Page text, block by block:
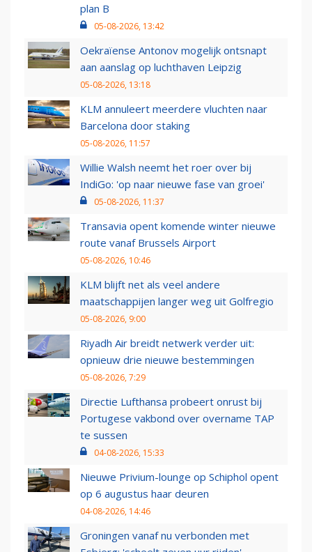
plan B
05-08-2026, 13:42
Oekraïense Antonov mogelijk ontsnapt
aan aanslag op luchthaven Leipzig
05-08-2026, 13:18
KLM annuleert meerdere vluchten naar
Barcelona door staking
05-08-2026, 11:57
Willie Walsh neemt het roer over bij
IndiGo: 'op naar nieuwe fase van groei'
05-08-2026, 11:37
Transavia opent komende winter nieuwe
route vanaf Brussels Airport
05-08-2026, 10:46
KLM blijft net als veel andere
maatschappijen langer weg uit Golfregio
05-08-2026, 9:00
Riyadh Air breidt netwerk verder uit:
opnieuw drie nieuwe bestemmingen
05-08-2026, 7:29
Directie Lufthansa probeert onrust bij
Portugese vakbond over overname TAP
te sussen
04-08-2026, 15:33
Nieuwe Privium-lounge op Schiphol opent
op 6 augustus haar deuren
04-08-2026, 14:46
Groningen vanaf nu verbonden met